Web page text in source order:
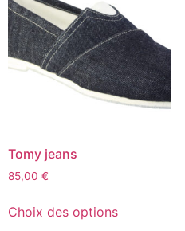
Tomy jeans
85,00 €
Choix des options